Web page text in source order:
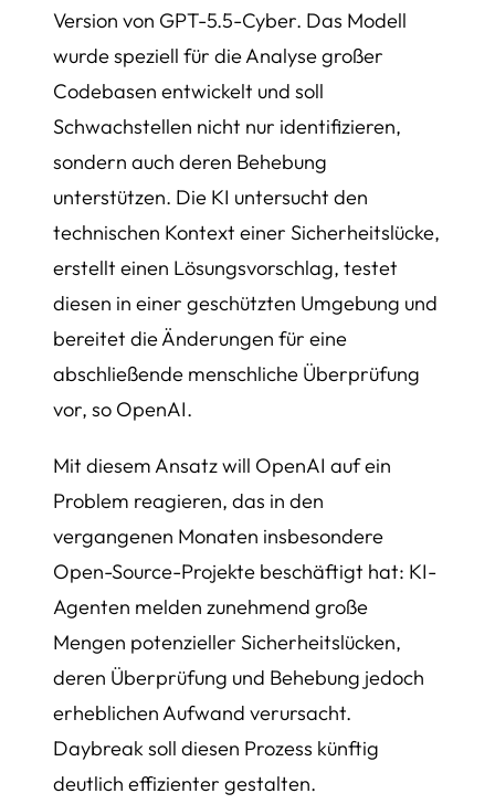
Version von GPT-5.5-Cyber. Das Modell
wurde speziell für die Analyse großer
Codebasen entwickelt und soll
Schwachstellen nicht nur identifizieren,
sondern auch deren Behebung
unterstützen. Die KI untersucht den
technischen Kontext einer Sicherheitslücke,
erstellt einen Lösungsvorschlag, testet
diesen in einer geschützten Umgebung und
bereitet die Änderungen für eine
abschließende menschliche Überprüfung
vor, so OpenAI.
Mit diesem Ansatz will OpenAI auf ein
Problem reagieren, das in den
vergangenen Monaten insbesondere
Open-Source-Projekte beschäftigt hat: KI-
Agenten melden zunehmend große
Mengen potenzieller Sicherheitslücken,
deren Überprüfung und Behebung jedoch
erheblichen Aufwand verursacht.
Daybreak soll diesen Prozess künftig
deutlich effizienter gestalten.